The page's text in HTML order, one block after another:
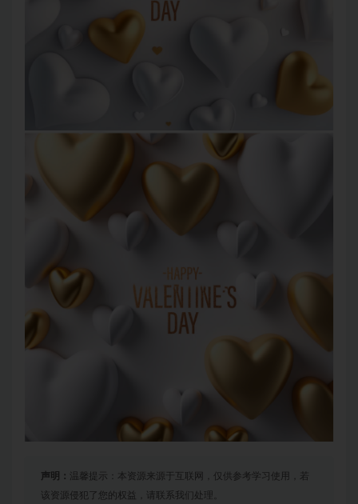
声明： 温馨提示：本资源来源于互联网，仅供参考学习使用，若
该资源侵犯了您的权益，请联系我们处理。